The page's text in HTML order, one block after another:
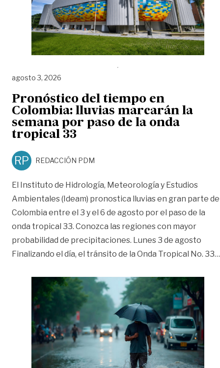
agosto 3, 2026
Pronóstico del tiempo en
Colombia: lluvias marcarán la
semana por paso de la onda
tropical 33
RP REDACCIÓN PDM
El Instituto de Hidrología, Meteorología y Estudios
Ambientales (Ideam) pronostica lluvias en gran parte de
Colombia entre el 3 y el 6 de agosto por el paso de la
onda tropical 33. Conozca las regiones con mayor
probabilidad de precipitaciones. Lunes 3 de agosto
Finalizando el día, el tránsito de la Onda Tropical No. 33…